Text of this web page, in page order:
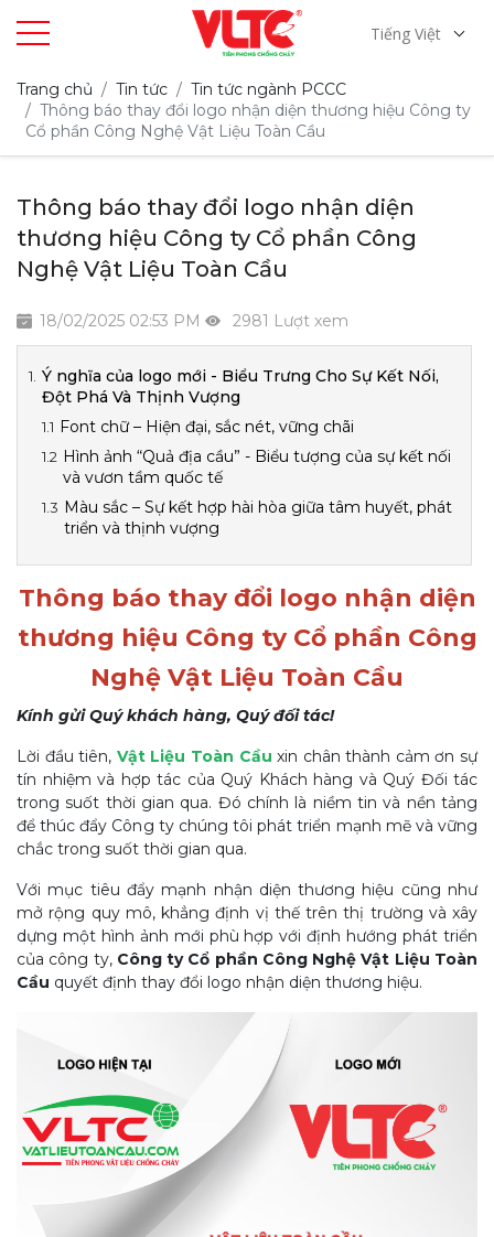
Tiếng Việt
Trang chủ Tin tức
Tin tức ngành PCCC
Thông báo thay đổi logo nhận diện thương hiệu Công ty
Cổ phần Công Nghệ Vật Liệu Toàn Cầu
Thông báo thay đổi logo nhận diện
thương hiệu Công ty Cổ phần Công
Nghệ Vật Liệu Toàn Cầu
18/02/2025 02:53 PM 2981 Lượt xem
Ý nghĩa của logo mới - Biểu Trưng Cho Sự Kết Nối,
Đột Phá Và Thịnh Vượng
Font chữ – Hiện đại, sắc nét, vững chãi
Hình ảnh “Quả địa cầu” - Biểu tượng của sự kết nối
và vươn tầm quốc tế
Màu sắc – Sự kết hợp hài hòa giữa tâm huyết, phát
triển và thịnh vượng
Thông báo thay đổi logo nhận diện
thương hiệu Công ty Cổ phần Công
Nghệ Vật Liệu Toàn Cầu
Kính gửi Quý khách hàng, Quý đối tác!
Lời đầu tiên, Vật Liệu Toàn Cầu xin chân thành cảm ơn sự
tín nhiệm và hợp tác của Quý Khách hàng và Quý Đối tác
trong suốt thời gian qua. Đó chính là niềm tin và nền tảng
để thúc đẩy Công ty chúng tôi phát triển mạnh mẽ và vững
chắc trong suốt thời gian qua.
Với mục tiêu đẩy mạnh nhận diện thương hiệu cũng như
mở rộng quy mô, khẳng định vị thế trên thị trường và xây
dựng một hình ảnh mới phù hợp với định hướng phát triển
của công ty, Công ty Cổ phần Công Nghệ Vật Liệu Toàn
Cầu quyết định thay đổi logo nhận diện thương hiệu.